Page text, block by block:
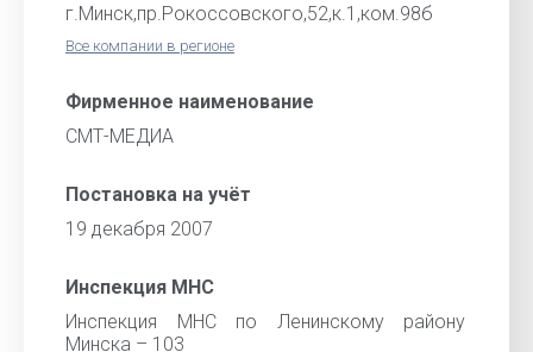
г.Минск,пр.Рокоссовского,52,к.1,ком.98б
Все компании в регионе
Фирменное наименование
СМТ-МЕДИА
Постановка на учёт
19 декабря 2007
Инспекция МНС
Инспекция МНС по Ленинскому району
Минска – 103